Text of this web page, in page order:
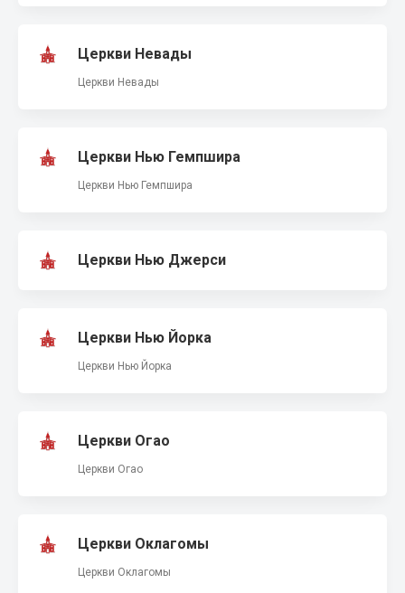
Церкви Невады
Церкви Невады
Церкви Нью Гемпшира
Церкви Нью Гемпшира
Церкви Нью Джерси
Церкви Нью Йорка
Церкви Нью Йорка
Церкви Огао
Церкви Огао
Церкви Оклагомы
Церкви Оклагомы